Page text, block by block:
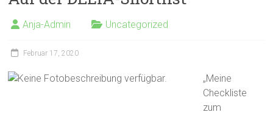
Anja-Admin Uncategorized
Februar 17, 2020
„Meine
Checkliste
zum